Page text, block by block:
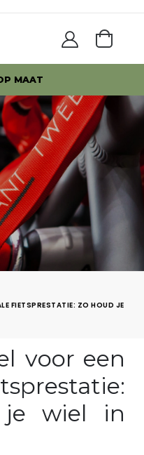
MAAT
FIETSPRESTATIE: ZO HOUD JE
voor een
wiel in